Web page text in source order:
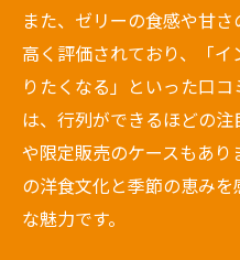
また、ゼリーの食感や甘
高く評価されており、「
りたくなる」といった口
は、行列ができるほどの
や限定販売のケースもあ
の洋食文化と季節の恵み
な魅力です。